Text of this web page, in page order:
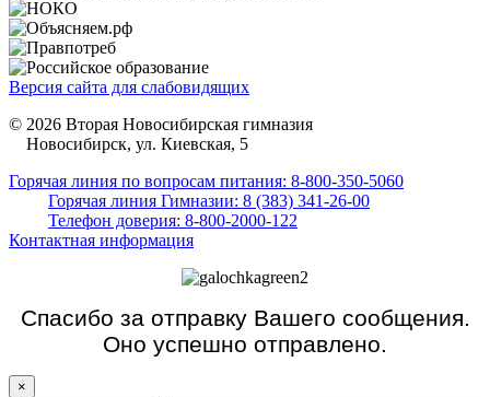
Версия сайта для слабовидящих
© 2026 Вторая Новосибирская гимназия
Новосибирск, ул. Киевская, 5
Горячая линия по вопросам питания: 8-800-350-5060
Горячая линия Гимназии: 8 (383) 341-26-00
Телефон доверия: 8-800-2000-122
Контактная информация
Спасибо за отправку Вашего сообщения.
Оно успешно отправлено.
×